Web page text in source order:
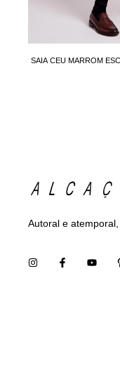
SAIA CEU MARROM
Autoral e atemporal,